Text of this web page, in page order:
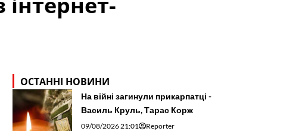
ОСТАННІ НОВИНИ
На війні загинули прикарпатці -
Василь Круль, Тарас Корж
09/08/2026 21:01 Reporter